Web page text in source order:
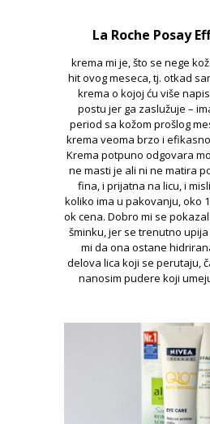
La Roche Posay
krema mi je, što se nege
hit ovog meseca, tj. otkad
krema o kojoj ću više
postu jer ga zaslužuje –
period sa kožom prošlog
krema veoma brzo i
Krema potpuno odgovara
ne masti je ali ni ne matira
fina, i prijatna na licu, i
koliko ima u pakovanju, oko
ok cena. Dobro mi se
šminku, jer se trenutno
mi da ona ostane
delova lica koji se perutaju,
nanosim pudere koji